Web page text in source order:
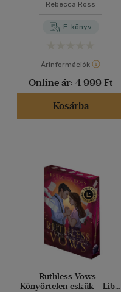
Rebecca Ross
E-könyv
Árinformációk
Online ár: 4 999 Ft
Kosárba
Ruthless Vows -
Könyörtelen eskük - Libri